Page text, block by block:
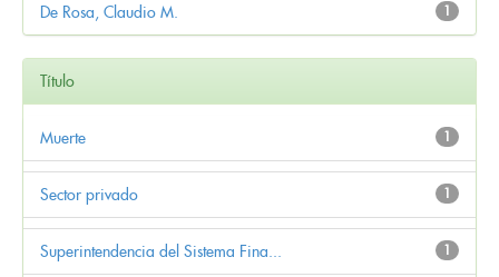
1
De Rosa, Claudio M.
Título
1
Muerte
1
Sector privado
1
Superintendencia del Sistema Fina...